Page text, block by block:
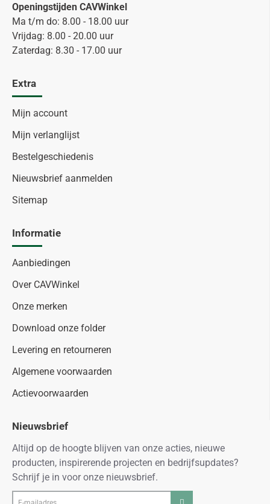
Openingstijden CAVWinkel
Ma t/m do: 8.00 - 18.00 uur
Vrijdag: 8.00 - 20.00 uur
Zaterdag: 8.30 - 17.00 uur
Extra
Mijn account
Mijn verlanglijst
Bestelgeschiedenis
Nieuwsbrief aanmelden
Sitemap
Informatie
Aanbiedingen
Over CAVWinkel
Onze merken
Download onze folder
Levering en retourneren
Algemene voorwaarden
Actievoorwaarden
Nieuwsbrief
Altijd op de hoogte blijven van onze acties, nieuwe
producten, inspirerende projecten en bedrijfsupdates?
Schrijf je in voor onze nieuwsbrief.